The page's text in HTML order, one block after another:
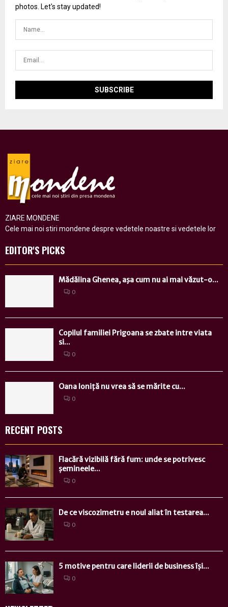
photos. Let's stay updated!
ZIARE MONDENE
Cele mai noi stiri mondene despre vedetele noastre si vedetele lor
EDITOR'S PICKS
Mădălina Ghenea, aşa cum nu ai mai văzut-o...
0
Copilul familiei Prigoana se zbate intre viata
si...
0
Oana Ioniță nu vrea să se mărite cu...
0
RECENT POSTS
Flacără vizibilă fără fum: unde se potrivesc
șemineele...
0
De ce viscozimetru e noul aliat în testarea...
0
5 motive pentru care liderii de business își...
0